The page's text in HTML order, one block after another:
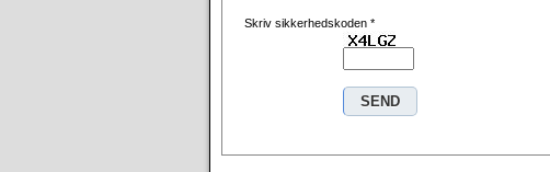
Skriv sikkerhedskoden *